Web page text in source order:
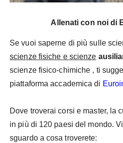
Allenati con noi di
Se vuoi saperne di più sulle
scienze fisiche e scienze
scienze fisico-chimiche , ti
piattaforma accademica di
Dove troverai corsi e master, la
in più di 120 paesi del mondo.
sguardo a cosa troverete: